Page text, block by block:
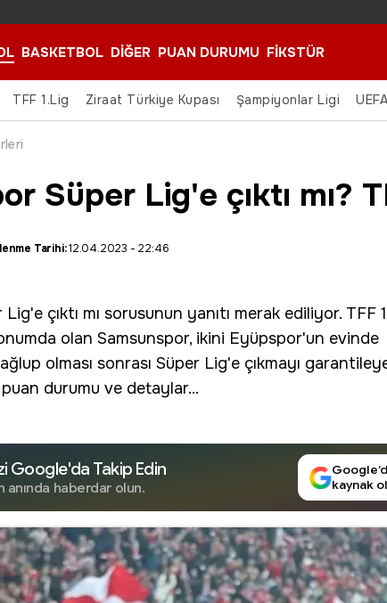
BASKETBOL DİĞER PUAN DURUMU FİKSTÜR
TFF 1.Lig Ziraat Türkiye Kupası Şampiyonlar Ligi
Süper Lig'e çıktı mı?
Tarihi:12.04.2023 - 22:46
çıktı mı sorusunun yanıtı merak ediliyor. TFF
olan Samsunspor, ikini Eyüpspor'un evinde
olması sonrası Süper Lig'e çıkmayı
durumu ve detaylar...
Google'da Takip Edin
anında haberdar olun.
kaynak